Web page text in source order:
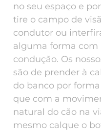
no seu espaço e
tire o campo de
condutor ou
alguma forma com
condução. Os
são de prender à
do banco por
que com a
natural do cão na
mesmo calque o